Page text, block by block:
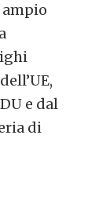
e dal
di